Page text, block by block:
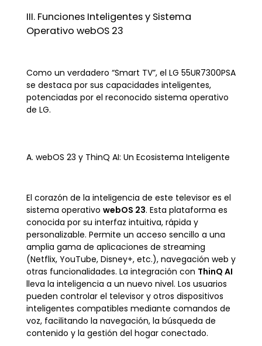
III. Funciones Inteligentes y Sistema
Operativo webOS 23
Como un verdadero “Smart TV”, el LG 55UR7300PSA
se destaca por sus capacidades inteligentes,
potenciadas por el reconocido sistema operativo
de LG.
A. webOS 23 y ThinQ AI: Un Ecosistema Inteligente
El corazón de la inteligencia de este televisor es el
sistema operativo webOS 23. Esta plataforma es
conocida por su interfaz intuitiva, rápida y
personalizable. Permite un acceso sencillo a una
amplia gama de aplicaciones de streaming
(Netflix, YouTube, Disney+, etc.), navegación web y
otras funcionalidades. La integración con ThinQ AI
lleva la inteligencia a un nuevo nivel. Los usuarios
pueden controlar el televisor y otros dispositivos
inteligentes compatibles mediante comandos de
voz, facilitando la navegación, la búsqueda de
contenido y la gestión del hogar conectado.